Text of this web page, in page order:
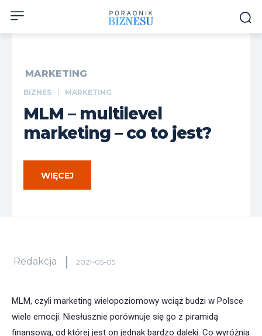
MARKETING
BIZNES MARKETING
MLM – multilevel
marketing – co to jest?
WIĘCEJ
Redakcja 2021-05-05
MLM, czyli marketing wielopoziomowy wciąż budzi w Polsce
wiele emocji. Niesłusznie porównuje się go z piramidą
finansową, od której jest on jednak bardzo daleki. Co wyróżnia